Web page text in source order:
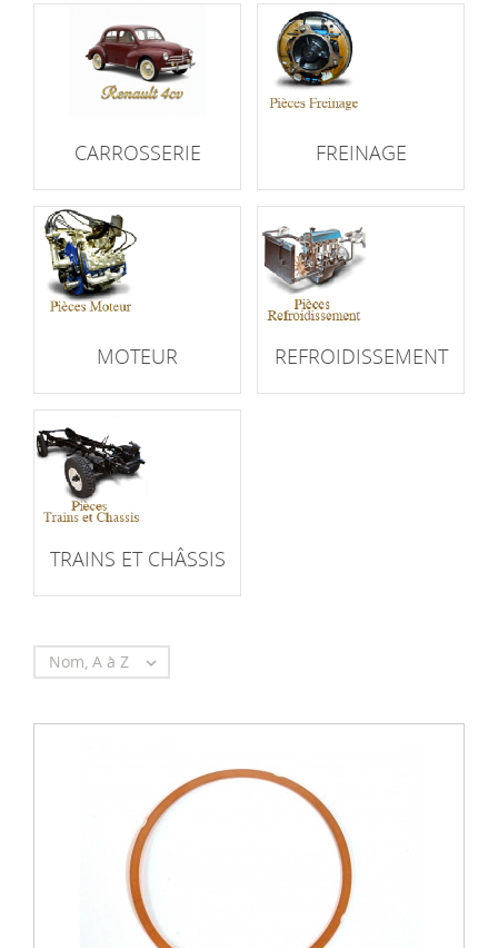
CARROSSERIE FREINAGE
MOTEUR REFROIDISSEMENT
TRAINS ET CHÂSSIS
Nom, A à Z 